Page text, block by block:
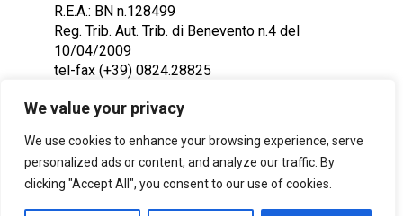
We value your privacy
We use cookies to enhance your browsing experience, serve
personalized ads or content, and analyze our traffic. By
clicking "Accept All", you consent to our use of cookies.
R.E.A.: BN n.128499
Reg. Trib. Aut. Trib. di Benevento n.4 del
10/04/2009
tel-fax (+39) 0824.28825